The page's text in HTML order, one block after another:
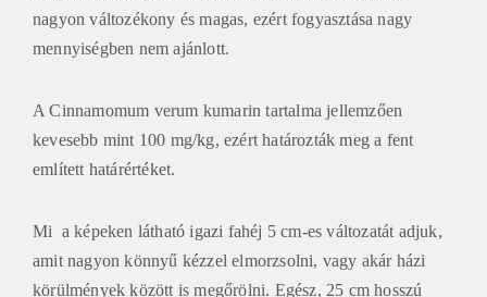
nagyon változékony és magas, ezért fogyasztása nagy
mennyiségben nem ajánlott.
A Cinnamomum verum kumarin tartalma jellemzően
kevesebb mint 100 mg/kg, ezért határozták meg a fent
említett határértéket.
Mi a képeken látható igazi fahéj 5 cm-es változatát adjuk,
amit nagyon könnyű kézzel elmorzsolni, vagy akár házi
körülmények között is megőrölni. Egész, 25 cm hosszú